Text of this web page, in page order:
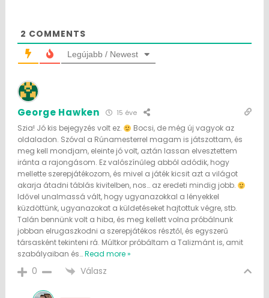
2 COMMENTS
Legújabb / Newest
George Hawken 15 éve
Szia! Jó kis bejegyzés volt ez.
Bocsi, de még új vagyok az
oldaladon. Szóval a Rúnamesterrel magam is játszottam, és
meg kell mondjam, eleinte jó volt, aztán lassan elvesztettem
iránta a rajongásom. Ez valószínűleg abból adódik, hogy
mellette szerepjátékozom, és mivel a játék kicsit azt a világot
akarja átadni táblás kivitelben, nos… az eredeti mindig jobb.
Idővel unalmassá vált, hogy ugyanazokkal a lényekkel
küzdöttünk, ugyanazokat a küldetéseket hajtottuk végre, stb.
Talán bennünk volt a hiba, és meg kellett volna próbálnunk
jobban elrugaszkodni a szerepjátékos résztől, és egyszerű
társasként tekinteni rá. Múltkor próbáltam a Talizmánt is, amit
szabályaiban és…Read more »
0 Válasz